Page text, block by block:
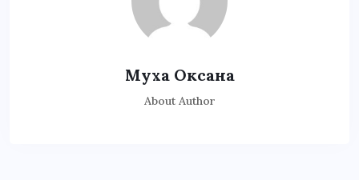
Муха Оксана
About Author